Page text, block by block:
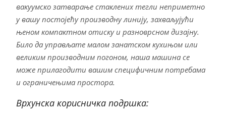
вакуумско затварање стаклених тегли неприметно
у вашу постојећу производну линију, захваљујући
њеном компактном отиску и разноврсном дизајну.
Било да управљате малом занатском кухињом или
великим производним погоном, наша машина се
може прилагодити вашим специфичним потребама
и ограничењима простора.
Врхунска корисничка подршка: